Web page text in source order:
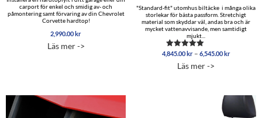
carport för enkel och smidig av- och
påmontering samt förvaring av din Chevrolet
Corvette hardtop!
2,990.00 kr
Läs mer ->
"Standard-fit" utomhus biltäcke i många olika
storlekar för bästa passform. Stretchigt
material som skyddar väl, andas bra och är
mycket vattenavvisande, men samtidigt
mjukt...
Betygsatt
av 5
4,845.00 kr – 6,545.00 kr
Läs mer ->